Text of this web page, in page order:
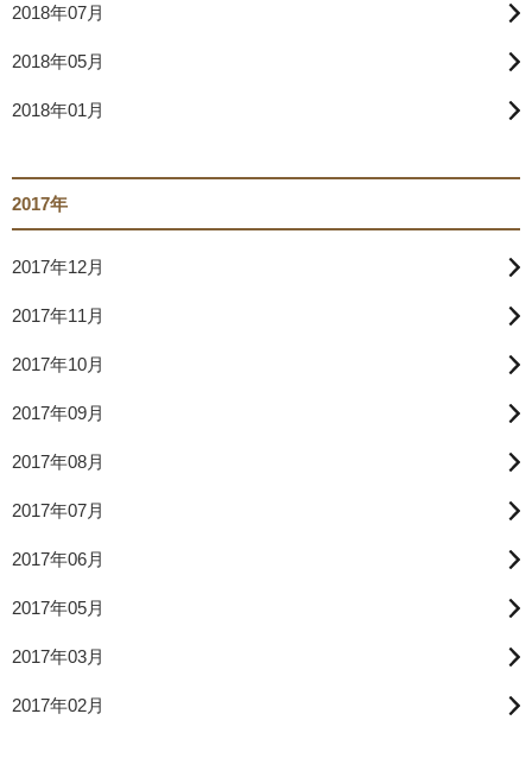
2018年07月
2018年05月
2018年01月
2017年
2017年12月
2017年11月
2017年10月
2017年09月
2017年08月
2017年07月
2017年06月
2017年05月
2017年03月
2017年02月